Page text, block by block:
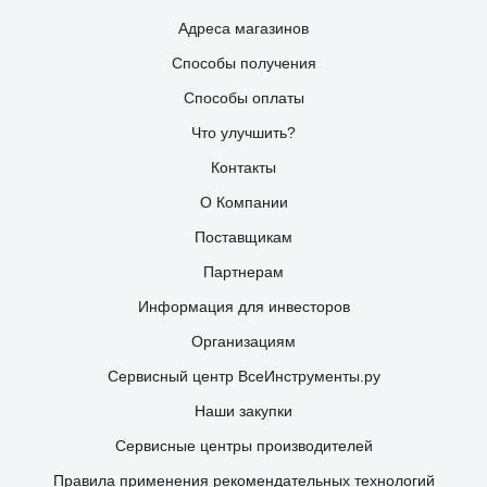
Адреса магазинов
Способы получения
Способы оплаты
Что улучшить?
Контакты
О Компании
Поставщикам
Партнерам
Информация для инвесторов
Организациям
Сервисный центр ВсеИнструменты.ру
Наши закупки
Сервисные центры производителей
Правила применения рекомендательных технологий